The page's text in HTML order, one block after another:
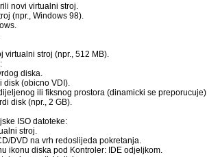
novi virtualni stroj.
(npr., Windows 98).
stroj (npr., 512 MB).
diska.
disk (obicno VDI).
ili fiksnog prostora (dinamicki se preporucuje).
disk (npr., 2 GB).
ISO datoteke:
stroj.
DVD na vrh redoslijeda pokretanja.
ikonu diska pod Kontroler: IDE odjeljkom.